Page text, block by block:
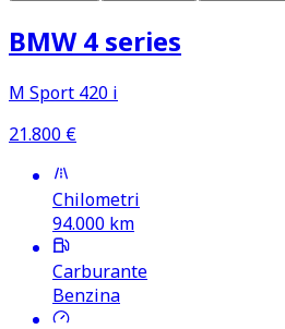
BMW 4 series
M Sport 420 i
21.800 €
Chilometri
94.000 km
Carburante
Benzina